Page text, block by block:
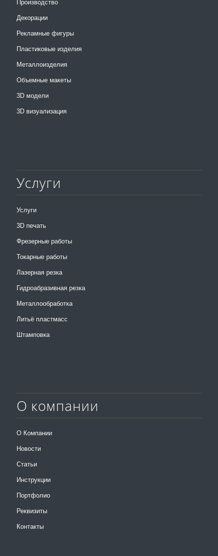
Производство
Декорации
Рекламные фигуры
Пластиковые изделия
Металлоизделия
Объемные макеты
3D модели
3D визуализация
Услуги
Услуги
3D печать
Фрезерные работы
Токарные работы
Лазерная резка
Гидроабразивная резка
Металлообработка
Литьё пластмасс
Штамповка
О компании
О Компании
Новости
Статьи
Инструкции
Портфолио
Реквизиты
Контакты